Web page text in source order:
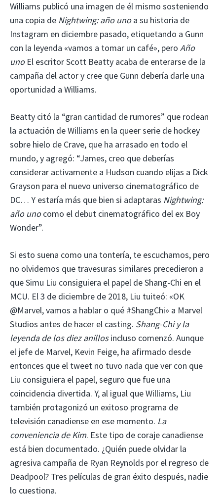
Williams publicó una imagen de él mismo sosteniendo
una copia de Nightwing: año unoa su historia de
Instagram en diciembre pasado, etiquetando a Gunn
con la leyenda «vamos a tomar un café», pero Año
unoEl escritor Scott Beatty acaba de enterarse de la
campaña del actor y cree que Gunn debería darle una
oportunidad a Williams.
Beatty citó la “gran cantidad de rumores” que rodean
la actuación de Williams en la queer serie de hockey
sobre hielo de Crave, que ha arrasado en todo el
mundo, y agregó: “James, creo que deberías
considerar activamente a Hudson cuando elijas a Dick
Grayson para el nuevo universo cinematográfico de
DC… Y estaría más que bien si adaptaras Nightwing:
año unocomo el debut cinematográfico del ex Boy
Wonder”.
Si esto suena como una tontería, te escuchamos, pero
no olvidemos que travesuras similares precedieron a
que Simu Liu consiguiera el papel de Shang-Chi en el
MCU. El 3 de diciembre de 2018, Liu tuiteó: «OK
@Marvel, vamos a hablar o qué #ShangChi» a Marvel
Studios antes de hacer el casting. Shang-Chi y la
leyenda de los diez anillosincluso comenzó. Aunque
el jefe de Marvel, Kevin Feige, ha afirmado desde
entonces que el tweet no tuvo nada que ver con que
Liu consiguiera el papel, seguro que fue una
coincidencia divertida. Y, al igual que Williams, Liu
también protagonizó un exitoso programa de
televisión canadiense en ese momento. La
conveniencia de Kim. Este tipo de coraje canadiense
está bien documentado. ¿Quién puede olvidar la
agresiva campaña de Ryan Reynolds por el regreso de
Deadpool? Tres películas de gran éxito después, nadie
lo cuestiona.